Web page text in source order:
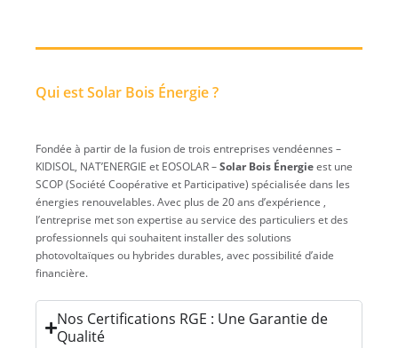
Qui est Solar Bois Énergie ?
Fondée à partir de la fusion de trois entreprises vendéennes –
KIDISOL, NAT’ENERGIE et EOSOLAR –Solar Bois Énergieest une
SCOP (Société Coopérative et Participative) spécialisée dans les
énergies renouvelables. Avec plus de 20 ans d’expérience ,
l’entreprise met son expertise au service des particuliers et des
professionnels qui souhaitent installer des solutions
photovoltaïques ou hybrides durables, avec possibilité d’aide
financière.
Nos Certifications RGE : Une Garantie de
Qualité